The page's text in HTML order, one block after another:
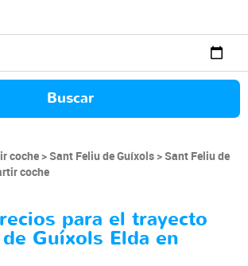
Buscar
coche Sant Feliu de Guíxols
Sant Feliu de
coche
para el trayecto
Guíxols Elda en